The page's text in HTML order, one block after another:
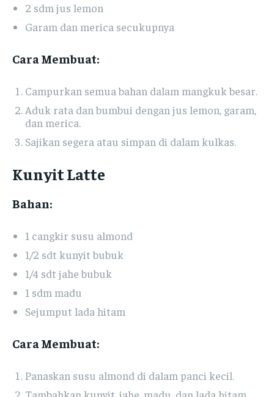
2 sdm jus lemon
Garam dan merica secukupnya
Cara Membuat:
Campurkan semua bahan dalam mangkuk besar.
Aduk rata dan bumbui dengan jus lemon, garam,
dan merica.
Sajikan segera atau simpan di dalam kulkas.
Kunyit Latte
Bahan:
1 cangkir susu almond
1/2 sdt kunyit bubuk
1/4 sdt jahe bubuk
1 sdm madu
Sejumput lada hitam
Cara Membuat:
Panaskan susu almond di dalam panci kecil.